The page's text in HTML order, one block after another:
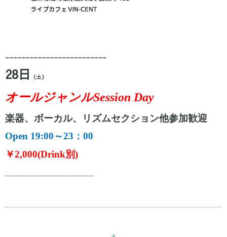
_________________________
28日 （土）
オールジャンルSession Day
楽器、ボーカル、リズムセクション他参加歓迎
Open 19:00～23：00
￥2,000(Drink別)